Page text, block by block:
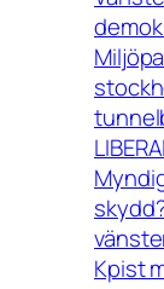
Kpist